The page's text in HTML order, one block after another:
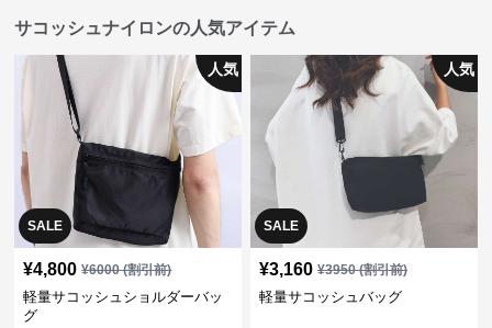
サコッシュナイロンの人気アイテム
SALE
人気
¥4,800 ¥6000(割引前)
軽量サコッシュショルダーバッ
グ
SALE
人気
¥3,160 ¥3950(割引前)
軽量サコッシュバッグ